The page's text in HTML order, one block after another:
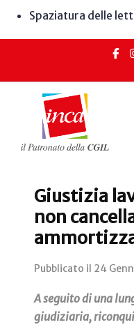
Spaziatura delle
Giustizia
non
Pubblicato il 24
A seguito di una
giudiziaria,